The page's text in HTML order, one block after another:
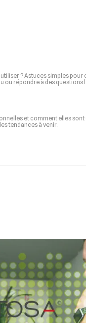
? Astuces simples
répondre à des questions
et comment elles
tendances à venir.